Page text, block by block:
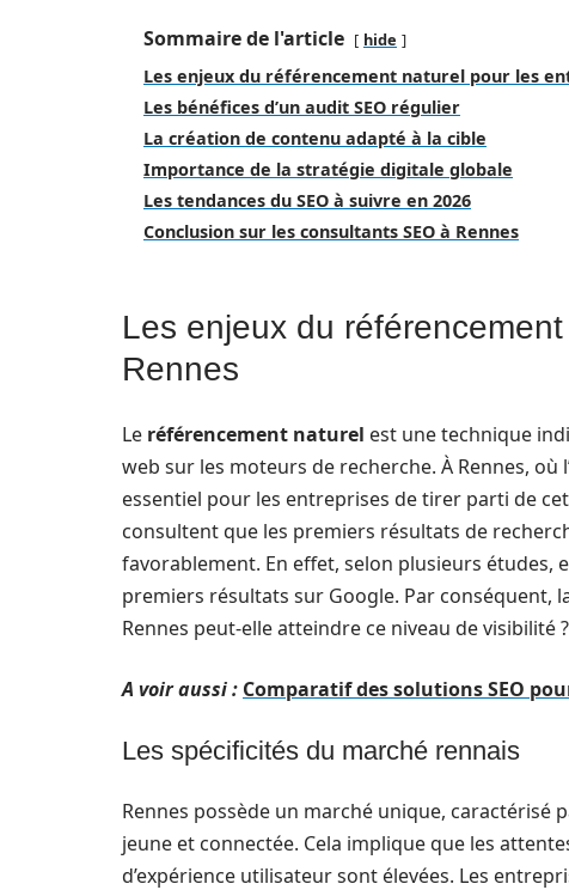
Sommaire de l'article hide
Les enjeux du référencement naturel pour les
Les bénéfices d’un audit SEO régulier
La création de contenu adapté à la cible
Importance de la stratégie digitale globale
Les tendances du SEO à suivre en 2026
Conclusion sur les consultants SEO à Rennes
Les enjeux du
Rennes
Le référencement naturel est une technique
web sur les moteurs de recherche. À Rennes,
essentiel pour les entreprises de tirer parti de
consultent que les premiers résultats de
favorablement. En effet, selon plusieurs études,
premiers résultats sur Google. Par conséquent,
Rennes peut-elle atteindre ce niveau de visibilité ?
A voir aussi : Comparatif des solutions SEO
Les spécificités du marché rennais
Rennes possède un marché unique,
jeune et connectée. Cela implique que les
d’expérience utilisateur sont élevées. Les